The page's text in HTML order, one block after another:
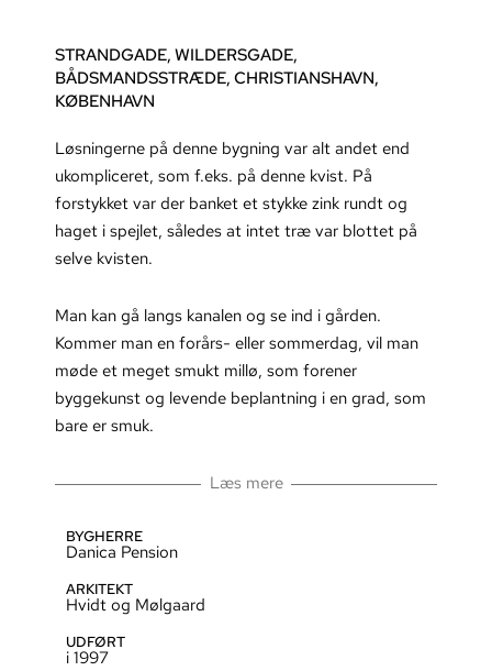
STRANDGADE, WILDERSGADE,
BÅDSMANDSSTRÆDE, CHRISTIANSHAVN,
KØBENHAVN
Løsningerne på denne bygning var alt andet end
ukompliceret, som f.eks. på denne kvist. På
forstykket var der banket et stykke zink rundt og
haget i spejlet, således at intet træ var blottet på
selve kvisten.
Man kan gå langs kanalen og se ind i gården.
Kommer man en forårs- eller sommerdag, vil man
møde et meget smukt millø, som forener
byggekunst og levende beplantning i en grad, som
bare er smuk.
Læs mere
BYGHERRE
Danica Pension
ARKITEKT
Hvidt og Mølgaard
UDFØRT
i 1997